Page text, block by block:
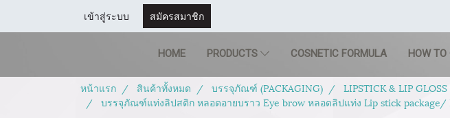
เข้าสู่ระบบ สมัครสมาชิก
HOME PRODUCTS COSNETIC FORMULA HOW TO
หน้าแรก สินค้าทั้งหมด บรรจุภัณฑ์ (PACKAGING) LIPSTICK & LIP
บรรจุภัณฑ์แท่งลิปสติก หลอดอายบราว Eye brow หลอดลิปแท่ง Lip stick